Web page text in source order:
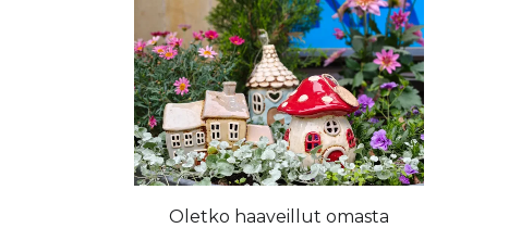
Oletko haaveillut omasta